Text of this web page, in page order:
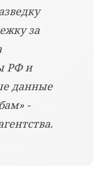
за
РФ и
данные
-